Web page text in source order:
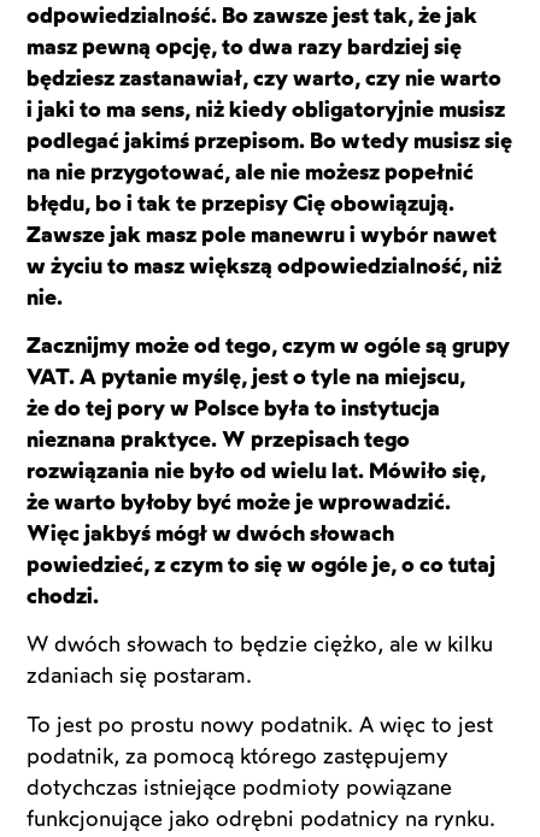
odpowiedzialność. Bo zawsze jest tak, że jak
masz pewną opcję, to dwa razy bardziej się
będziesz zastanawiał, czy warto, czy nie warto
i jaki to ma sens, niż kiedy obligatoryjnie musisz
podlegać jakimś przepisom. Bo wtedy musisz się
na nie przygotować, ale nie możesz popełnić
błędu, bo i tak te przepisy Cię obowiązują.
Zawsze jak masz pole manewru i wybór nawet
w życiu to masz większą odpowiedzialność, niż
nie.
Zacznijmy może od tego, czym w ogóle są grupy
VAT. A pytanie myślę, jest o tyle na miejscu,
że do tej pory w Polsce była to instytucja
nieznana praktyce. W przepisach tego
rozwiązania nie było od wielu lat. Mówiło się,
że warto byłoby być może je wprowadzić.
Więc jakbyś mógł w dwóch słowach
powiedzieć, z czym to się w ogóle je, o co tutaj
chodzi.
W dwóch słowach to będzie ciężko, ale w kilku
zdaniach się postaram.
To jest po prostu nowy podatnik. A więc to jest
podatnik, za pomocą którego zastępujemy
dotychczas istniejące podmioty powiązane
funkcjonujące jako odrębni podatnicy na rynku.